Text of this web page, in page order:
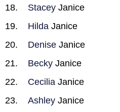
Stacey Janice
Hilda Janice
Denise Janice
Becky Janice
Cecilia Janice
Ashley Janice